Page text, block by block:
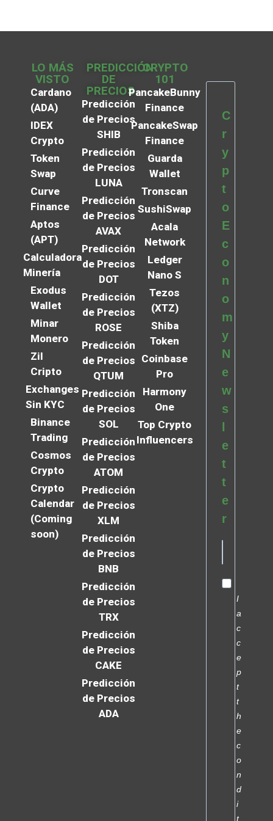
LO MÁS
VISTO
Cardano
(ADA)
IDEX
Crypto
Token
Swap
Curve
Finance
Aptos
(APT)
Calculadora
Minería
Exodus
Wallet
Minar
Monero
Zil
Cripto
Exchanges
Sin KYC
Binance
Trading
Cosmos
Crypto
Crypto
Calendar
(Coming
soon)
PREDICCIÓN
DE
PRECIOS
Predicción
de Precios
SHIB
Predicción
de Precios
LUNA
Predicción
de Precios
AVAX
Predicción
de Precios
DOT
Predicción
de Precios
ROSE
Predicción
de Precios
QTUM
Predicción
de Precios
SOL
Predicción
de Precios
ATOM
Predicción
de Precios
XLM
Predicción
de Precios
BNB
Predicción
de Precios
TRX
Predicción
de Precios
CAKE
Predicción
de Precios
ADA
CRYPTO
101
PancakeBunny
Finance
PancakeSwap
Finance
Guarda
Wallet
Tronscan
SushiSwap
Acala
Network
Ledger
Nano S
Tezos
(XTZ)
Shiba
Token
Coinbase
Pro
Harmony
One
Top Crypto
Influencers
C
r
y
p
t
o
E
c
o
n
o
m
y
N
e
w
s
e
t
t
e
r
I
a
c
c
e
p
t
t
h
e
c
o
n
d
i
t